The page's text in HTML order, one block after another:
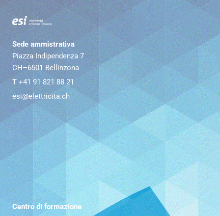
Sede ammistrativa
Piazza Indipendenza 7
CH–6501 Bellinzona
T +41 91 821 88 21
esi@elettricita.ch
Centro di formazione